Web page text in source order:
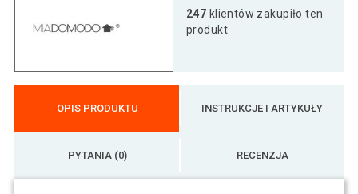
247 klientów zakupiło ten
produkt
OPIS PRODUKTU INSTRUKCJE I ARTYKUŁY
PYTANIA (0) RECENZJA